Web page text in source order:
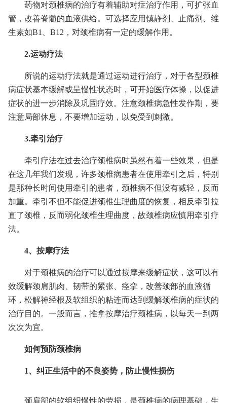
药物对颈椎病的治疗有着辅助对症治疗作用，可扩张血
管，改善脊髓的血液供给。可选择应用镇静剂、止痛剂、维
生素如B1、B12，对颈椎病有一定的缓解作用。
2.运动疗法
所说的运动疗法就是通过运动进行治疗，对于各型颈椎
病症状基本缓解或呈慢性状态时，可开始医疗体操，以促进
症状的进一步消除及巩固疗效。注意颈椎病急性发作期，要
注意局部休息，不要增加运动，以免受到刺激。
3.牵引治疗
牵引疗法在过去治疗颈椎病时虽然有着一些效果，但是
在这几年我们发现，许多颈椎病患者在使用牵引之后，特别
是那种长时间使用牵引的患者，颈椎病不但没有减轻，反而
加重。牵引不但不能促进颈椎生理曲度的恢复，相反牵引拉
直了颈椎，反而弱化颈椎生理曲度，故颈椎病应慎用牵引疗
法。
4、按摩疗法
对于颈椎病的治疗可以通过按摩来缓解症状，这可以有
效缓解颈肩肌肉、韧带的紧张、痉挛，改善颈部的血液循
环，松解神经根及软组织的粘连而达到缓解颈椎病的症状的
治疗目的。一般而言，推拿按摩治疗颈椎病，以每天一到两
次次为宜。
如何预防颈椎病
1、纠正生活中的不良姿势，防止慢性损伤
颈肩部的软组织慢性的劳损，是颈椎病的病理基础，生